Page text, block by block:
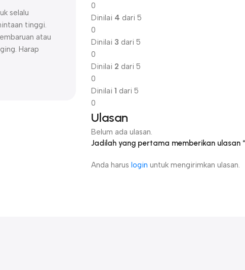
selalu
tinggi.
atau
Harap
0
Dinilai 4 dari 5
0
Dinilai 3 dari 5
0
Dinilai 2 dari 5
0
Dinilai1 dari 5
0
Ulasan
Belum ada ulasan.
Jadilah yang pertama memberikan ulasan
Anda haruslogin untuk mengirimkan ulasan.